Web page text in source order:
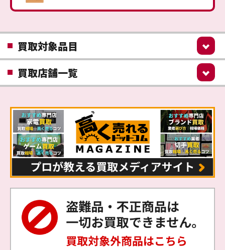
買取対象品目
買取店舗一覧